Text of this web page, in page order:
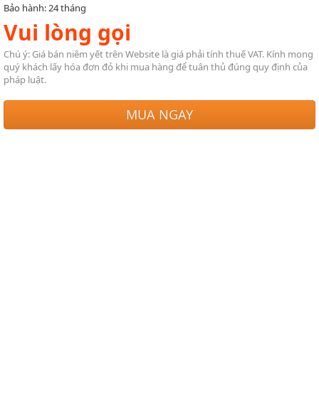
Bảo hành: 24 tháng
Vui lòng gọi
Chú ý: Giá bán niêm yết trên Website là giá phải tính thuế VAT. Kính mong
quý khách lấy hóa đơn đỏ khi mua hàng để tuân thủ đúng quy định của
pháp luật.
MUA NGAY